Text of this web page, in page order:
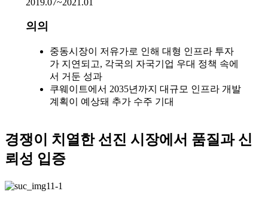
의의
중동시장이 저유가로 인해 대형 인프라 투자
가 지연되고, 각국의 자국기업 우대 정책 속에
서 거둔 성과
쿠웨이트에서 2035년까지 대규모 인프라 개발
계획이 예상돼 추가 수주 기대
경쟁이 치열한 선진 시장에서 품질과 신
뢰성 입증